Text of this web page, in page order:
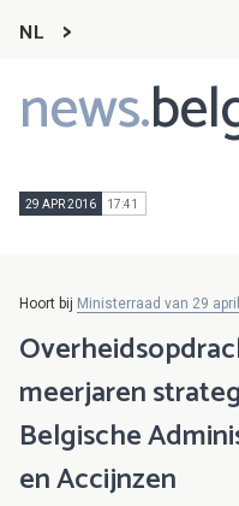
NL
news.
Main
navigation
29 APR 2016 17:41
Hoort bij Ministerraad van 29
meerjaren
Belgische
en Accijnzen